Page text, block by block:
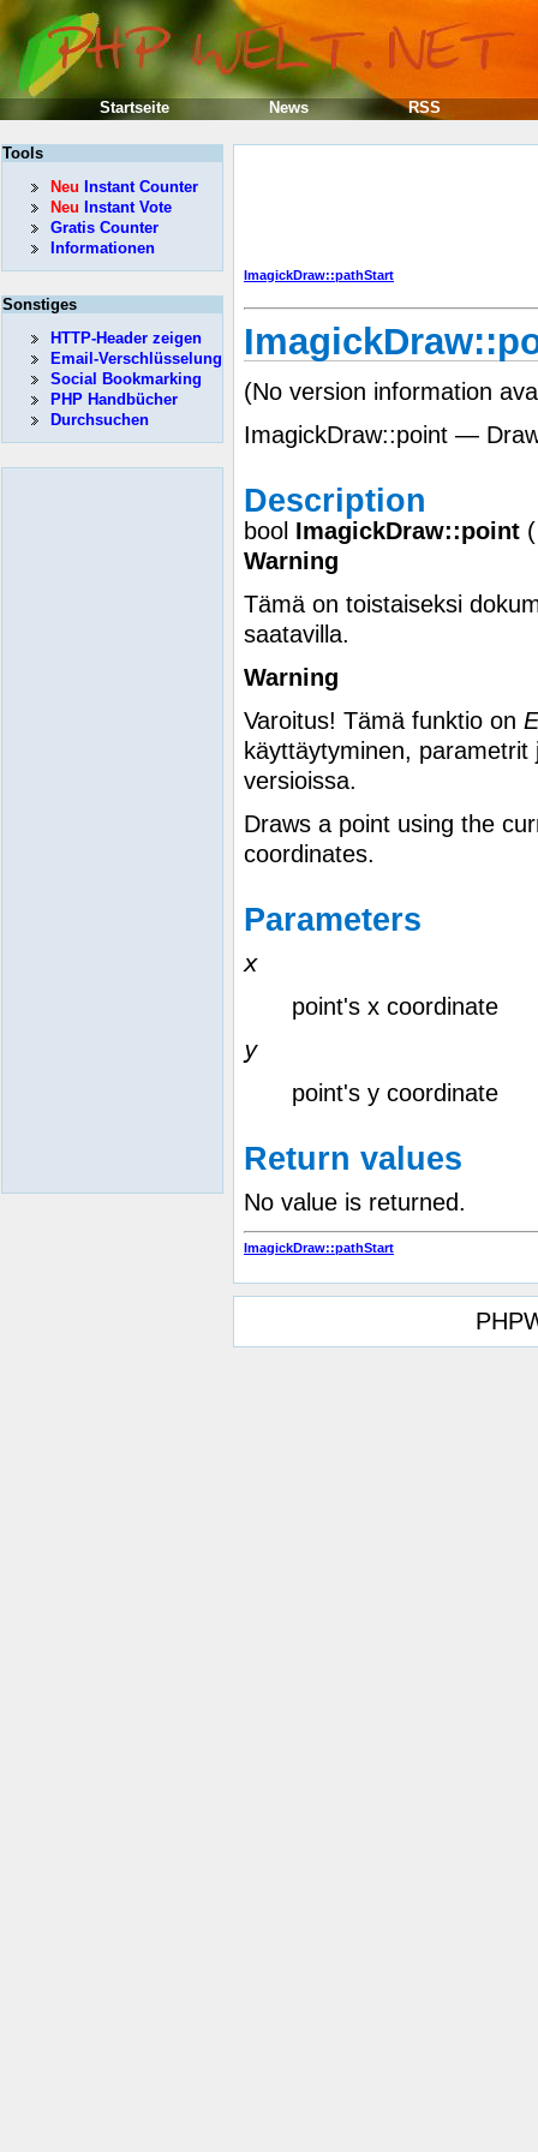
ImagickDraw::pathStart
(No version information
ImagickDraw::point —
Description
bool ImagickDraw::point
Warning
Tämä on toistaiseksi
saatavilla.
Warning
Varoitus! Tämä funktio on
käyttäytyminen,
versioissa.
Draws a point using the
coordinates.
Parameters
x
point's x coordinate
y
point's y coordinate
Return values
No value is returned.
ImagickDraw::pathStart
Tools
Neu Instant Counter
Neu Instant Vote
Gratis Counter
Informationen
Sonstiges
HTTP-Header zeigen
Email-Verschlüsselung
Social Bookmarking
PHP Handbücher
Durchsuchen
Startseite News RSS